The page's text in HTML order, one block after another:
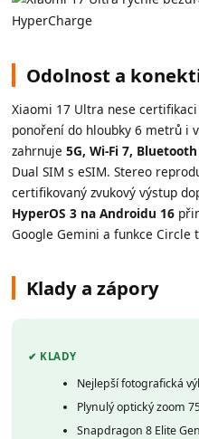
Odolnost a
Xiaomi 17 Ultra nese
ponoření do hloubky 6 metrů i
zahrnuje5G, Wi-Fi 7, Bluetooth
Dual SIM s eSIM. Stereo
certifikovaný zvukový výstup
HyperOS 3 na Androidu 16
Google Gemini a funkce Circle
Klady a zápory
✔ KLADY
Nejlepší fotografická
Plynulý optický zoom
Snapdragon 8 Elite